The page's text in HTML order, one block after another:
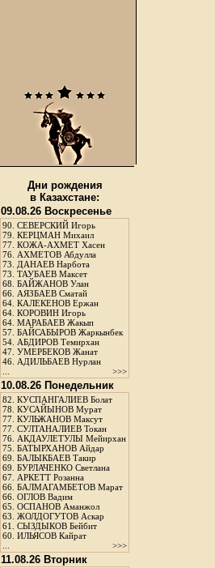
Дни рождения
в Казахстане:
09.08.26 Воскресенье
90. СЕВЕРСКИЙ Игорь
79. КЕРЦМАН Михаил
77. КОЖА-АХМЕТ Хасен
76. АХМЕТОВ Абдулла
73. ДАНАЕВ Нарбота
73. ТАУБАЕВ Максет
68. БАЙЖАНОВ Улан
66. АЯЗБАЕВ Сматай
64. КАЛЕКЕНОВ Ержан
64. КОРОВИН Игорь
64. МАРАБАЕВ Жакып
57. БАЙСАБЫРОВ Жаркынбек
54. АБДИРОВ Темирхан
47. УМЕРБЕКОВ Жанат
46. АДИЛЬБАЕВ Нурлан
>>>
10.08.26 Понедельник
82. КУСПАНГАЛИЕВ Болат
78. КУСАЙЫНОВ Мурат
77. КУЛЬЖАНОВ Максут
77. СУЛТАНАЛИЕВ Токан
76. АКДАУЛЕТУЛЫ Мейирхан
75. БАТЫРХАНОВ Айдар
69. БАЛЫКБАЕВ Такир
69. БУРЛАЧЕНКО Светлана
67. АРКЕТТ Розанна
66. БАЛМАГАМБЕТОВ Марат
66. ОГЛОВ Вадим
65. ОСПАНОВ Аманжол
63. ЖОЛДОГУТОВ Аскар
61. СЫЗДЫКОВ Бейбит
60. ИЛЬЯСОВ Кайрат
>>>
11.08.26 Вторник